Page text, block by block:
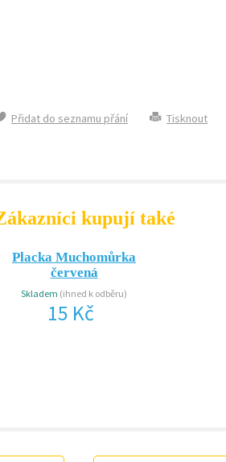
Přidat do seznamu přání Tisknout
kupují také
Placka Muchomůrka
červená
Skladem (ihned k odběru)
15 Kč